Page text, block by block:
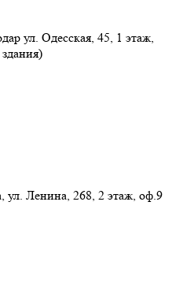
ул. Одесская, 45, 1 этаж,
ул. Ленина, 268, 2 этаж, оф.9